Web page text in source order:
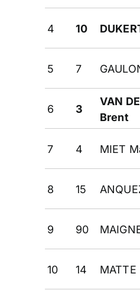
4 10
5 7
6 3
VAN
Brent
7 4 MIET
8 15
9 90
10 14